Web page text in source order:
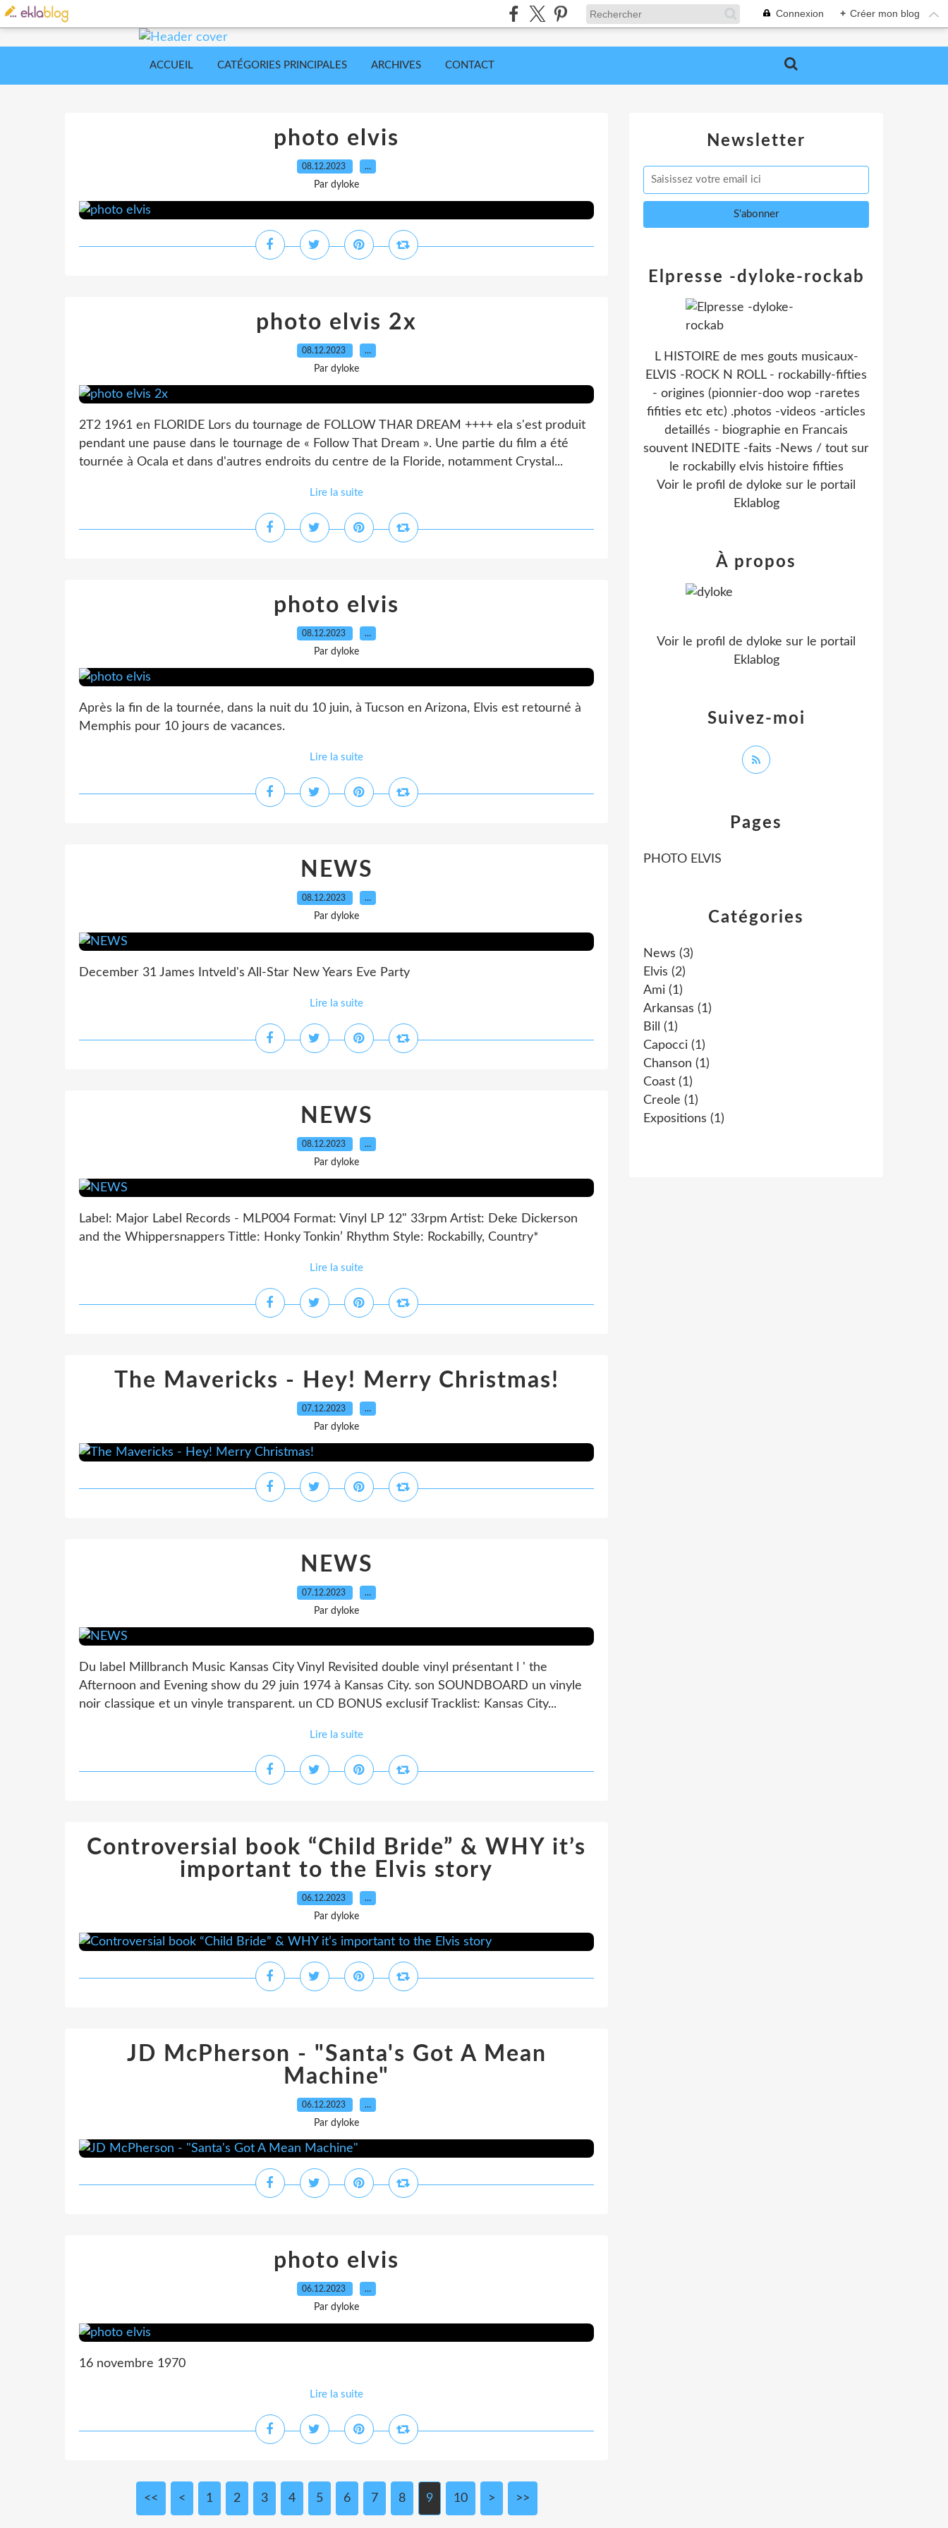
Connexion + Créer mon blog
ACCUEIL CATÉGORIES PRINCIPALES ARCHIVES CONTACT
photo elvis
08.12.2023 …
Par dyloke
photo elvis 2x
08.12.2023 …
Par dyloke
2T2 1961 en FLORIDE Lors du tournage de FOLLOW THAR DREAM ++++ ela s'est produit
pendant une pause dans le tournage de « Follow That Dream ». Une partie du film a été
tournée à Ocala et dans d'autres endroits du centre de la Floride, notamment Crystal...
Lire la suite
photo elvis
08.12.2023 …
Par dyloke
Après la fin de la tournée, dans la nuit du 10 juin, à Tucson en Arizona, Elvis est retourné à
Memphis pour 10 jours de vacances.
Lire la suite
NEWS
08.12.2023 …
Par dyloke
December 31 James Intveld's All-Star New Years Eve Party
Lire la suite
NEWS
08.12.2023 …
Par dyloke
Label: Major Label Records - MLP004 Format: Vinyl LP 12" 33rpm Artist: Deke Dickerson
and the Whippersnappers Tittle: Honky Tonkin’ Rhythm Style: Rockabilly, Country*
Lire la suite
The Mavericks - Hey! Merry Christmas!
07.12.2023 …
Par dyloke
NEWS
07.12.2023 …
Par dyloke
Du label Millbranch Music Kansas City Vinyl Revisited double vinyl présentant l ' the
Afternoon and Evening show du 29 juin 1974 à Kansas City. son SOUNDBOARD un vinyle
noir classique et un vinyle transparent. un CD BONUS exclusif Tracklist: Kansas City...
Lire la suite
Controversial book “Child Bride” & WHY it’s
important to the Elvis story
06.12.2023 …
Par dyloke
JD McPherson - "Santa's Got A Mean
Machine"
06.12.2023 …
Par dyloke
photo elvis
06.12.2023 …
Par dyloke
16 novembre 1970
Lire la suite
<< < 1 2 3 4 5 6 7 8 9 10 > >>
Newsletter
Catégories
News (3)
Elvis (2)
Ami (1)
Arkansas (1)
Bill
(1)
Capocci (1)
Chanson (1)
Coast (1)
Creole (1)
Expositions (1)
Pages
PHOTO ELVIS
Elpresse -dyloke-rockab
L HISTOIRE de mes gouts musicaux-
ELVIS -ROCK N ROLL - rockabilly-fifties
- origines (pionnier-doo wop -raretes
fifities etc etc) .photos -videos -articles
detaillés - biographie en Francais
souvent INEDITE -faits -News / tout sur
le rockabilly elvis histoire fifties
Voir le profil de dyloke sur le portail
Eklablog
Suivez-moi
À propos
Voir le profil de dyloke sur le portail
Eklablog